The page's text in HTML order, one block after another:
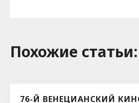
Похожие cтатьи:
76-Й ВЕНЕЦИАНСКИЙ